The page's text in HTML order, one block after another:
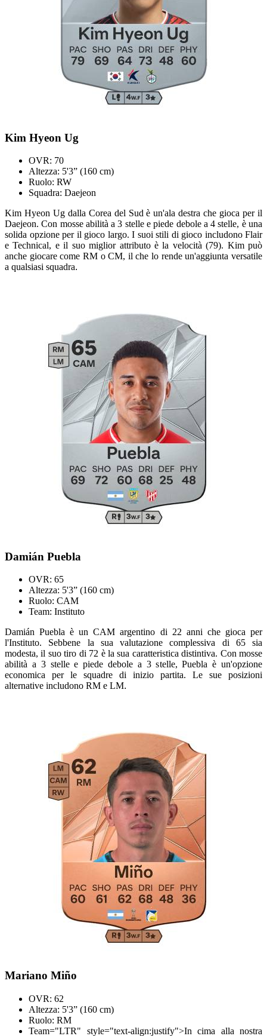
Kim Hyeon Ug
OVR: 70
Altezza: 5'3” (160 cm)
Ruolo: RW
Squadra: Daejeon
Kim Hyeon Ug dalla Corea del Sud è un'ala destra che gioca per il
Daejeon. Con mosse abilità a 3 stelle e piede debole a 4 stelle, è una
solida opzione per il gioco largo. I suoi stili di gioco includono Flair
e Technical, e il suo miglior attributo è la velocità (79). Kim può
anche giocare come RM o CM, il che lo rende un'aggiunta versatile
a qualsiasi squadra.
Damián Puebla
OVR: 65
Altezza: 5'3” (160 cm)
Ruolo: CAM
Team: Instituto
Damián Puebla è un CAM argentino di 22 anni che gioca per
l'Instituto. Sebbene la sua valutazione complessiva di 65 sia
modesta, il suo tiro di 72 è la sua caratteristica distintiva. Con mosse
abilità a 3 stelle e piede debole a 3 stelle, Puebla è un'opzione
economica per le squadre di inizio partita. Le sue posizioni
alternative includono RM e LM.
Mariano Miño
OVR: 62
Altezza: 5'3” (160 cm)
Ruolo: RM
Team="LTR" style="text-align:justify">In cima alla nostra